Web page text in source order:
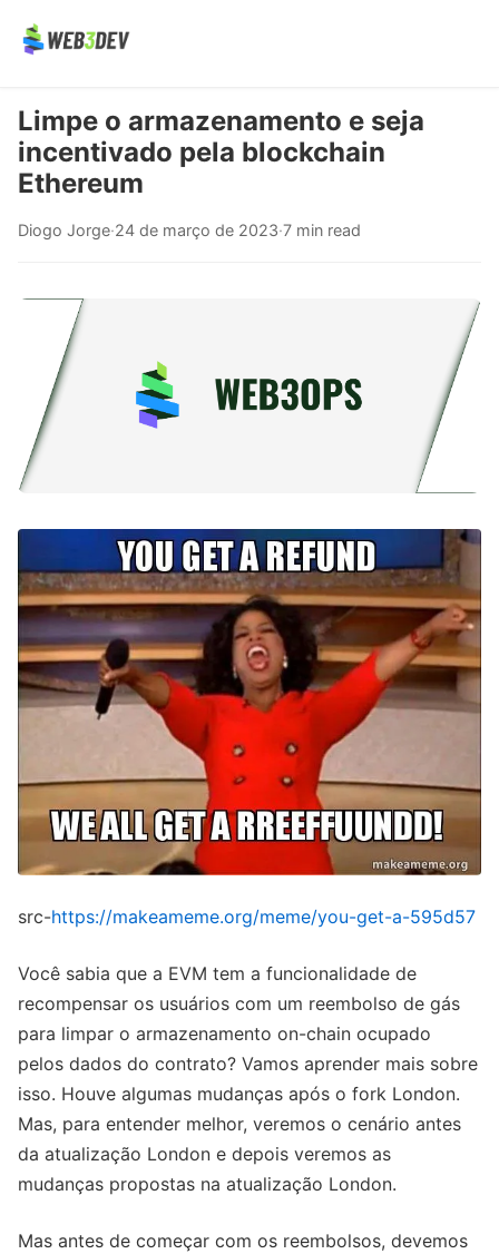
Limpe o armazenamento e seja
incentivado pela blockchain
Ethereum
Diogo Jorge·24 de março de 2023·7 min read
src-https://makeameme.org/meme/you-get-a-595d57
Você sabia que a EVM tem a funcionalidade de
recompensar os usuários com um reembolso de gás
para limpar o armazenamento on-chain ocupado
pelos dados do contrato? Vamos aprender mais sobre
isso. Houve algumas mudanças após o fork London.
Mas, para entender melhor, veremos o cenário antes
da atualização London e depois veremos as
mudanças propostas na atualização London.
Mas antes de começar com os reembolsos, devemos